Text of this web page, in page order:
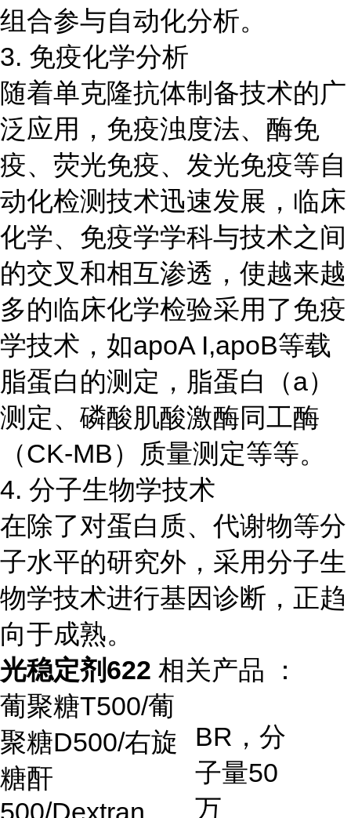
组合参与自动化分析。
3. 免疫化学分析
随着单克隆抗体制备技术的广
泛应用，免疫浊度法、酶免
疫、荧光免疫、发光免疫等自
动化检测技术迅速发展，临床
化学、免疫学学科与技术之间
的交叉和相互渗透，使越来越
多的临床化学检验采用了免疫
学技术，如apoA I,apoB等载
脂蛋白的测定，脂蛋白（a）
测定、磷酸肌酸激酶同工酶
（CK-MB）质量测定等等。
4. 分子生物学技术
在除了对蛋白质、代谢物等分
子水平的研究外，采用分子生
物学技术进行基因诊断，正趋
向于成熟。
光稳定剂622 相关产品 ：
葡聚糖T500/葡
聚糖D500/右旋
糖酐
500/Dextran
BR ，分
子量50
万